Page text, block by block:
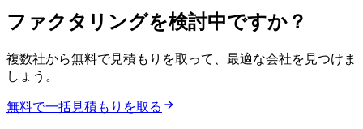
ファクタリングを検討中ですか？
複数社から無料で見積もりを取って、最適な会社を見つけま
しょう。
無料で一括見積もりを取る